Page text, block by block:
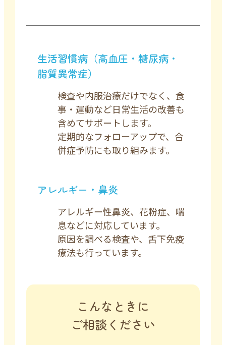
生活習慣病（高血圧・糖尿病・
脂質異常症）
検査や内服治療だけでなく、食
事・運動など日常生活の改善も
含めてサポートします。
定期的なフォローアップで、合
併症予防にも取り組みます。
アレルギー・鼻炎
アレルギー性鼻炎、花粉症、喘
息などに対応しています。
原因を調べる検査や、舌下免疫
療法も行っています。
こんなときに
ご相談ください